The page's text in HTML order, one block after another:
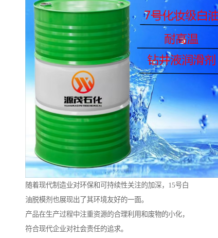
随着现代制造业对环保和可持续性关注的加深，15号白
油脱模剂也展现出了其环境友好的一面。
产品在生产过程中注重资源的合理利用和废物的小化，
符合现代企业对社会责任的追求。